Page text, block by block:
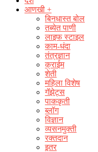
आणखी +
बिनधास्त बोल
तब्येत पाणी
लाइफ स्टाइल
काम-धंदा
तंत्रज्ञान
क्राईम
शेती
महिला विशेष
गॅझेट्स
पाककृती
ब्लॉग
विज्ञान
व्यसनमुक्ती
रक्‍तदान
इतर